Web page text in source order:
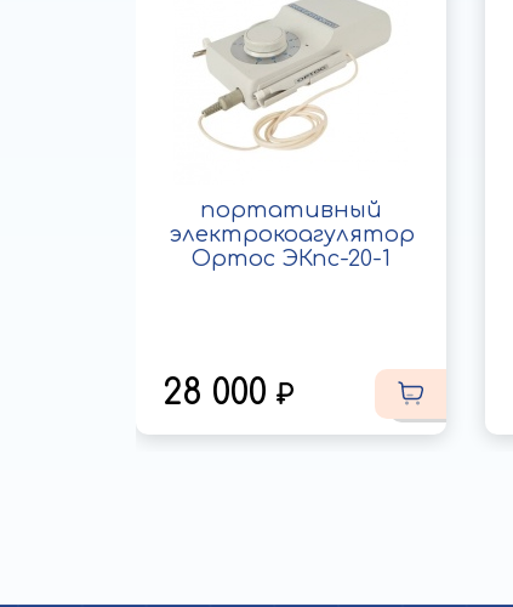
портативный
электрокоагулятор
Ортос ЭКпс-20-1
28 000